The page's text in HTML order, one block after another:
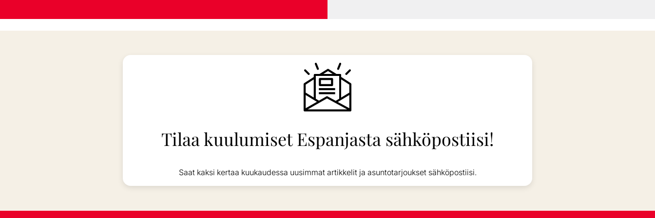
Tilaa kuulumiset Espanjasta sähköpostiisi!
Saat kaksi kertaa kuukaudessa uusimmat artikkelit ja asuntotarjoukset sähköpostiisi.